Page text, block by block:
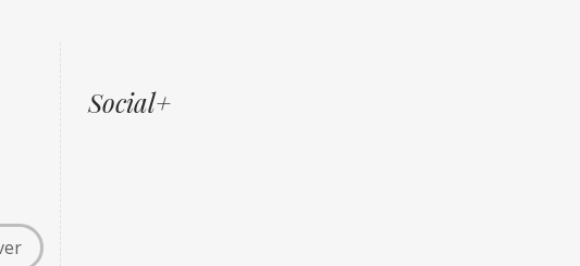
Social+